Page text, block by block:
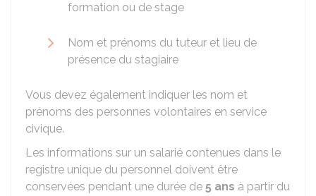
formation ou de stage
Nom et prénoms du tuteur et lieu de
présence du stagiaire
Vous devez également indiquer les nom et
prénoms des personnes volontaires en service
civique.
Les informations sur un salarié contenues dans le
registre unique du personnel doivent être
conservées pendant une durée de 5 ans à partir du